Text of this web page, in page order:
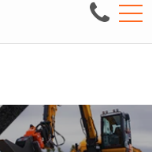
QC, CA J6X 4J9
EN